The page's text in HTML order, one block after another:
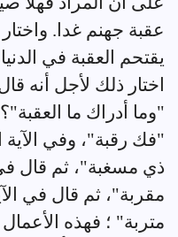
عقبة جهنم غدا.
يقتحم العقبة في
اختار ذلك لأجل أنه
"وما أدراك ما
"فك رقبة"، وفي الآية
ذي مسغبة"، ثم قال في
مقربة"، ثم قال في
متربة" ؛ فهذه